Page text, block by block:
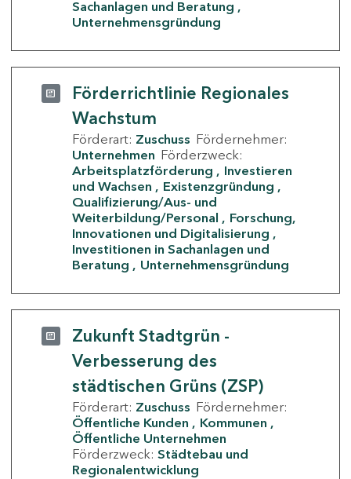
Sachanlagen und Beratung
Unternehmensgründung
Förderrichtlinie Regionales
Wachstum
Förderart: Zuschuss Fördernehmer:
Unternehmen Förderzweck:
Arbeitsplatzförderung
Investieren
und Wachsen
Existenzgründung
Qualifizierung/Aus- und
Weiterbildung/Personal
Forschung,
Innovationen und Digitalisierung
Investitionen in Sachanlagen und
Beratung
Unternehmensgründung
Zukunft Stadtgrün -
Verbesserung des
städtischen Grüns (ZSP)
Förderart: Zuschuss Fördernehmer:
Öffentliche Kunden
Kommunen
Öffentliche Unternehmen
Förderzweck: Städtebau und
Regionalentwicklung